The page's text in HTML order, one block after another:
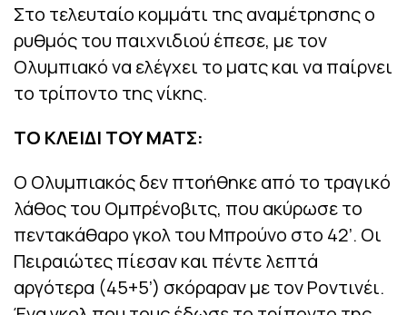
Στο τελευταίο κομμάτι της αναμέτρησης ο
ρυθμός του παιχνιδιού έπεσε, με τον
Ολυμπιακό να ελέγχει το ματς και να παίρνει
το τρίποντο της νίκης.
ΤΟ ΚΛΕΙΔΙ ΤΟΥ ΜΑΤΣ:
Ο Ολυμπιακός δεν πτοήθηκε από το τραγικό
λάθος του Ομπρένοβιτς, που ακύρωσε το
πεντακάθαρο γκολ του Μπρούνο στο 42’. Οι
Πειραιώτες πίεσαν και πέντε λεπτά
αργότερα (45+5’) σκόραραν με τον Ροντινέι.